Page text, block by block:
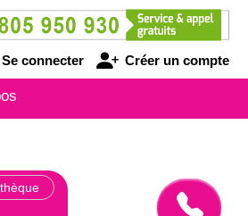
Se connecter Créer un compte